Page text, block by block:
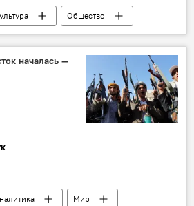
Общество
началась —
Мир